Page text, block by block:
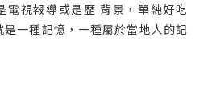
電視報導或是歷 背景，單純好吃
是一種記憶，一種屬於當地人的記